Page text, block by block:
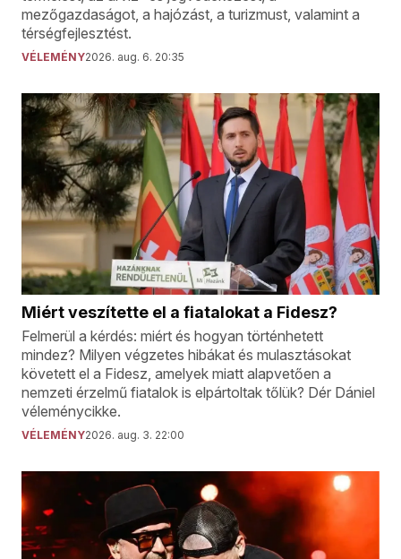
mezőgazdaságot, a hajózást, a turizmust, valamint a
térségfejlesztést.
VÉLEMÉNY2026. aug. 6. 20:35
Miért veszítette el a fiatalokat a Fidesz?
Felmerül a kérdés: miért és hogyan történhetett
mindez? Milyen végzetes hibákat és mulasztásokat
követett el a Fidesz, amelyek miatt alapvetően a
nemzeti érzelmű fiatalok is elpártoltak tőlük? Dér Dániel
véleménycikke.
VÉLEMÉNY2026. aug. 3. 22:00